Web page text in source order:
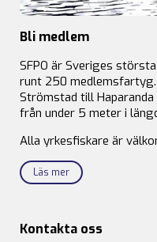
Bli medlem
SFPO är Sveriges
runt 250
Strömstad till
från under 5 meter i
Alla yrkesfiskare är
Läs mer
Kontakta oss